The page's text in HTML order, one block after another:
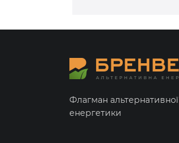
Флагман альтернативної
енергетики